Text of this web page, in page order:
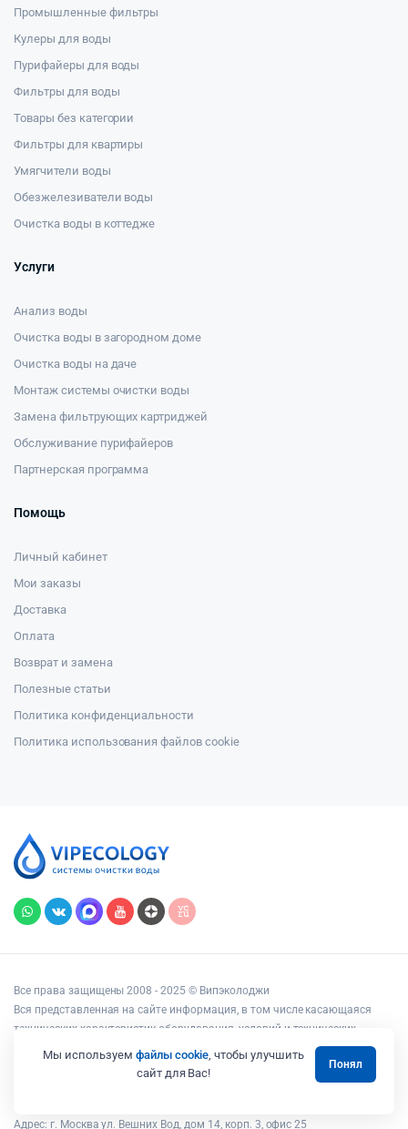
Промышленные фильтры
Кулеры для воды
Пурифайеры для воды
Фильтры для воды
Товары без категории
Фильтры для квартиры
Умягчители воды
Обезжелезиватели воды
Очистка воды в коттедже
Услуги
Анализ воды
Очистка воды в загородном доме
Очистка воды на даче
Монтаж системы очистки воды
Замена фильтрующих картриджей
Обслуживание пурифайеров
Партнерская программа
Помощь
Личный кабинет
Мои заказы
Доставка
Оплата
Возврат и замена
Полезные статьи
Политика конфиденциальности
Политика использования файлов cookie
Все права защищены 2008 - 2025 © Випэколоджи
Вся представленная на сайте информация, в том числе касающаяся
технических характеристик оборудования, условий и технических
возможностей подключения, наличия на складе, стоимости товаров и
услуг, носит информационный характер и ни при каких условиях не
является публичной офертой, определяемой положениями статьи 437
Адрес: г. Москва ул. Вешних Вод, дом 14, корп. 3, офис 25
Мы используем файлы cookie, чтобы улучшить
сайт для Вас!
Понял